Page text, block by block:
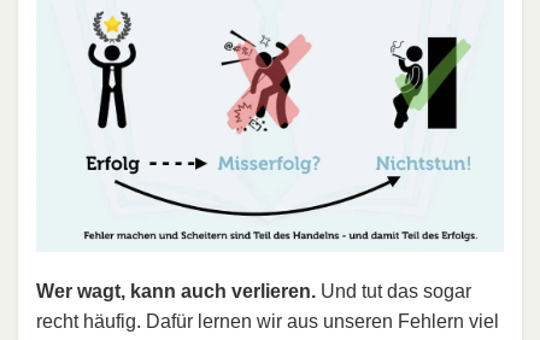
Wer wagt, kann auch verlieren. Und tut das sogar
recht häufig. Dafür lernen wir aus unseren Fehlern viel